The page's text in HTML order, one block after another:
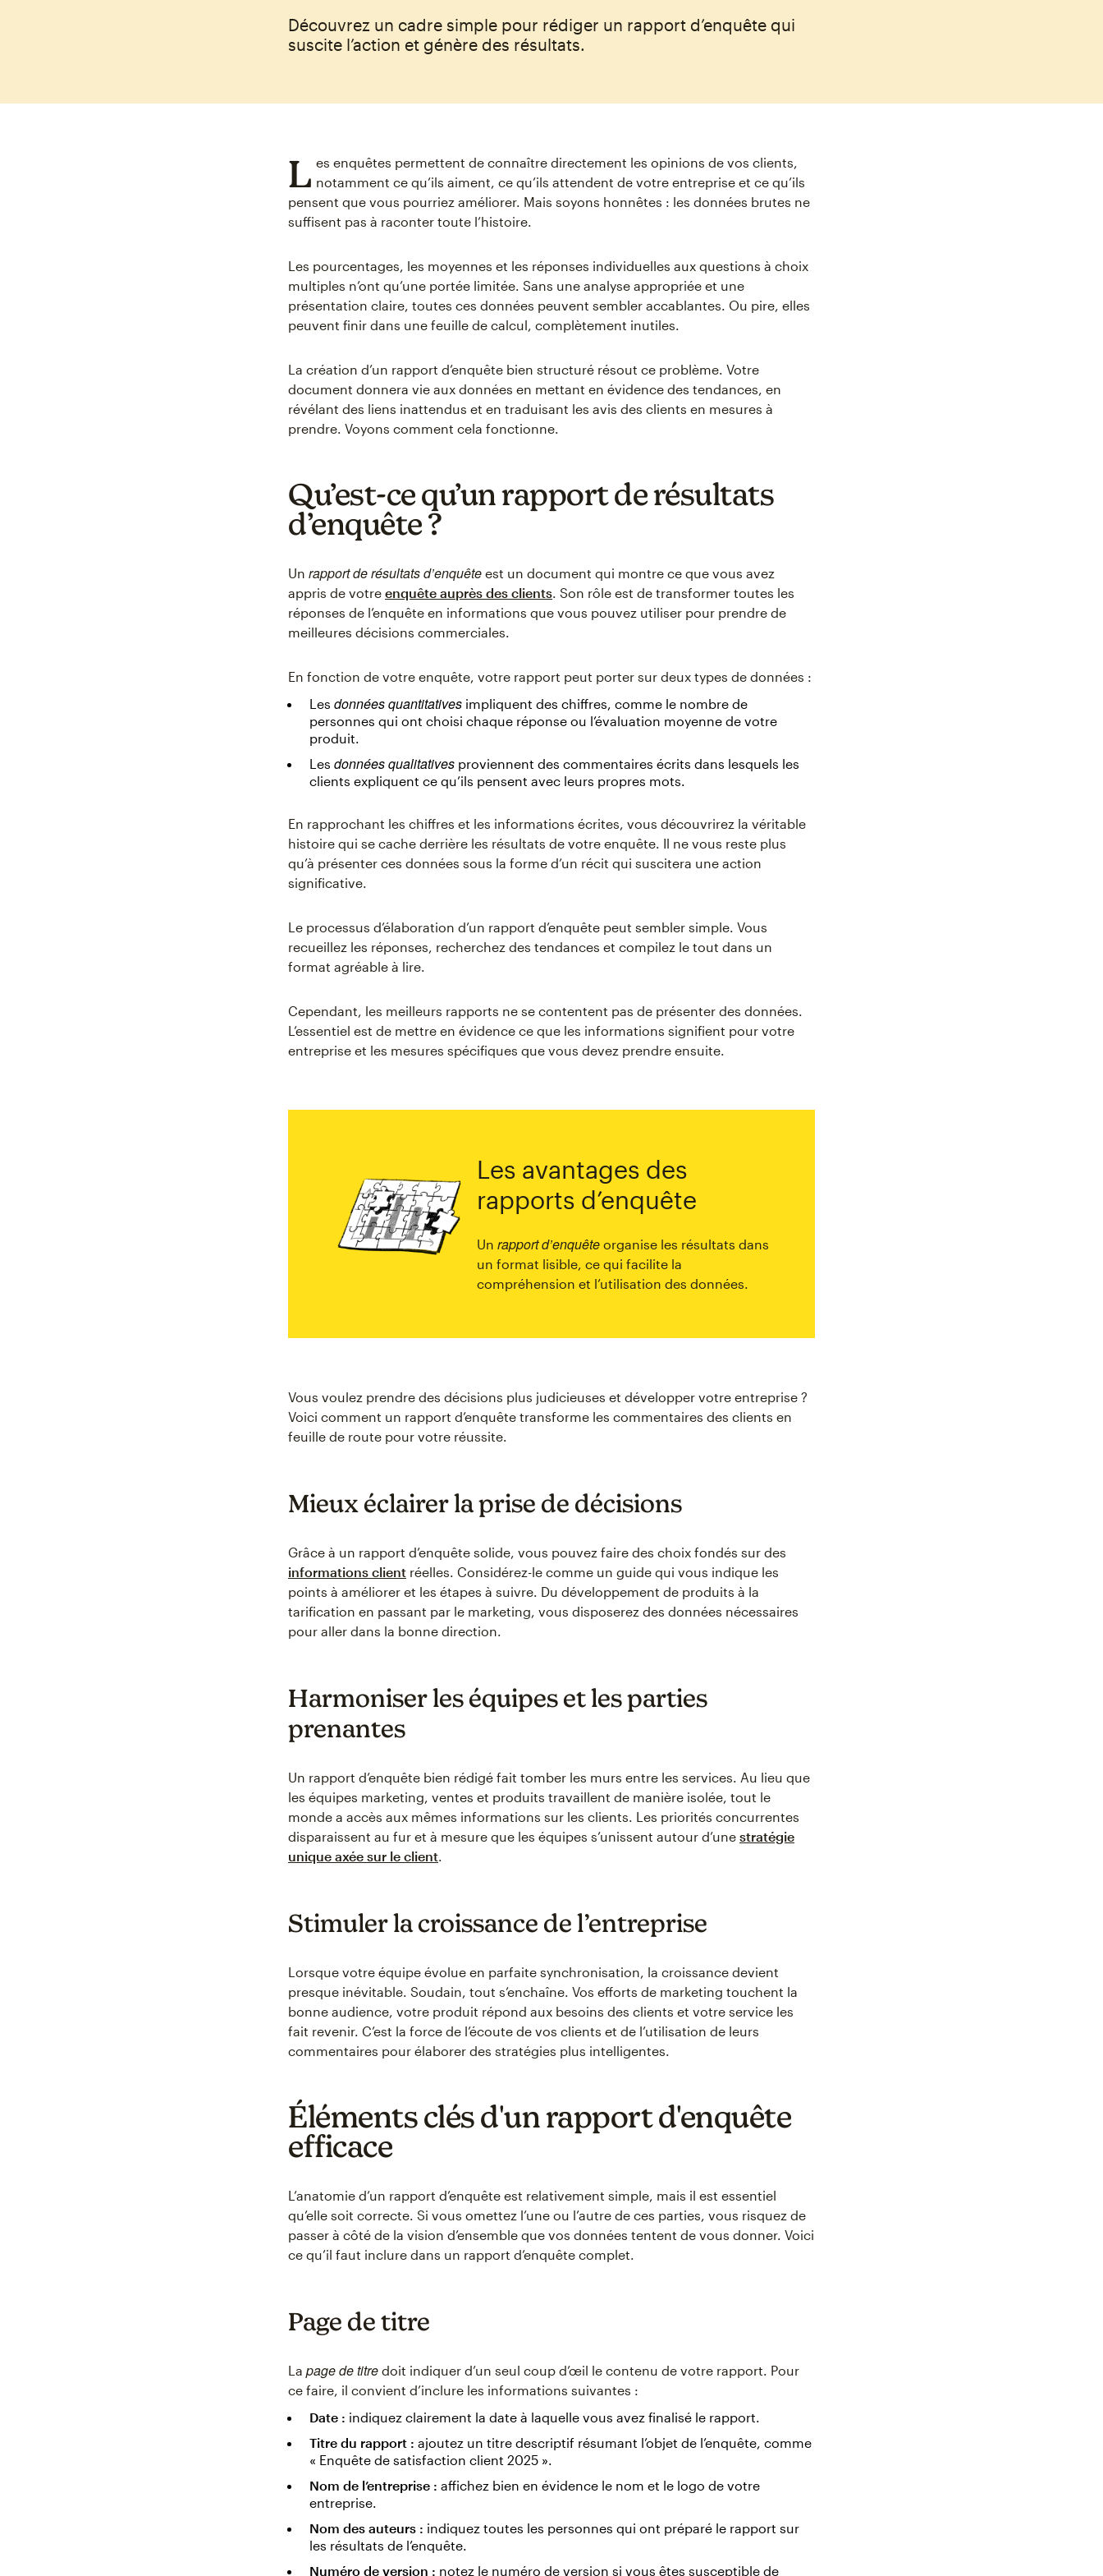
Découvrez un cadre simple pour rédiger un rapport d’enquête qui
suscite l’action et génère des résultats.
L es enquêtes permettent de connaître directement les opinions de vos clients,
notamment ce qu’ils aiment, ce qu’ils attendent de votre entreprise et ce qu’ils
pensent que vous pourriez améliorer. Mais soyons honnêtes : les données brutes ne
suffisent pas à raconter toute l’histoire.
Les pourcentages, les moyennes et les réponses individuelles aux questions à choix
multiples n’ont qu’une portée limitée. Sans une analyse appropriée et une
présentation claire, toutes ces données peuvent sembler accablantes. Ou pire, elles
peuvent finir dans une feuille de calcul, complètement inutiles.
La création d’un rapport d’enquête bien structuré résout ce problème. Votre
document donnera vie aux données en mettant en évidence des tendances, en
révélant des liens inattendus et en traduisant les avis des clients en mesures à
prendre. Voyons comment cela fonctionne.
Qu’est-ce qu’un rapport de résultats
d’enquête ?
Un rapport de résultats d’enquête est un document qui montre ce que vous avez
appris de votre enquête auprès des clients. Son rôle est de transformer toutes les
réponses de l’enquête en informations que vous pouvez utiliser pour prendre de
meilleures décisions commerciales.
En fonction de votre enquête, votre rapport peut porter sur deux types de données :
Les données quantitatives impliquent des chiffres, comme le nombre de
personnes qui ont choisi chaque réponse ou l’évaluation moyenne de votre
produit.
Les données qualitatives proviennent des commentaires écrits dans lesquels les
clients expliquent ce qu’ils pensent avec leurs propres mots.
En rapprochant les chiffres et les informations écrites, vous découvrirez la véritable
histoire qui se cache derrière les résultats de votre enquête. Il ne vous reste plus
qu’à présenter ces données sous la forme d’un récit qui suscitera une action
significative.
Le processus d’élaboration d’un rapport d’enquête peut sembler simple. Vous
recueillez les réponses, recherchez des tendances et compilez le tout dans un
format agréable à lire.
Cependant, les meilleurs rapports ne se contentent pas de présenter des données.
L’essentiel est de mettre en évidence ce que les informations signifient pour votre
entreprise et les mesures spécifiques que vous devez prendre ensuite.
Les avantages des
rapports d’enquête
Un rapport d’enquête organise les résultats dans
un format lisible, ce qui facilite la
compréhension et l’utilisation des données.
Vous voulez prendre des décisions plus judicieuses et développer votre entreprise ?
Voici comment un rapport d’enquête transforme les commentaires des clients en
feuille de route pour votre réussite.
Mieux éclairer la prise de décisions
Grâce à un rapport d’enquête solide, vous pouvez faire des choix fondés sur des
informations client réelles. Considérez-le comme un guide qui vous indique les
points à améliorer et les étapes à suivre. Du développement de produits à la
tarification en passant par le marketing, vous disposerez des données nécessaires
pour aller dans la bonne direction.
Harmoniser les équipes et les parties
prenantes
Un rapport d’enquête bien rédigé fait tomber les murs entre les services. Au lieu que
les équipes marketing, ventes et produits travaillent de manière isolée, tout le
monde a accès aux mêmes informations sur les clients. Les priorités concurrentes
disparaissent au fur et à mesure que les équipes s’unissent autour d’une stratégie
unique axée sur le client.
Stimuler la croissance de l’entreprise
Lorsque votre équipe évolue en parfaite synchronisation, la croissance devient
presque inévitable. Soudain, tout s’enchaîne. Vos efforts de marketing touchent la
bonne audience, votre produit répond aux besoins des clients et votre service les
fait revenir. C’est la force de l’écoute de vos clients et de l’utilisation de leurs
commentaires pour élaborer des stratégies plus intelligentes.
Éléments clés d'un rapport d'enquête
efficace
L’anatomie d’un rapport d’enquête est relativement simple, mais il est essentiel
qu’elle soit correcte. Si vous omettez l’une ou l’autre de ces parties, vous risquez de
passer à côté de la vision d’ensemble que vos données tentent de vous donner. Voici
ce qu’il faut inclure dans un rapport d’enquête complet.
Page de titre
La page de titre doit indiquer d’un seul coup d’œil le contenu de votre rapport. Pour
ce faire, il convient d’inclure les informations suivantes :
Date : indiquez clairement la date à laquelle vous avez finalisé le rapport.
Titre du rapport : ajoutez un titre descriptif résumant l’objet de l’enquête, comme
« Enquête de satisfaction client 2025 ».
Nom de l’entreprise : affichez bien en évidence le nom et le logo de votre
entreprise.
Nom des auteurs : indiquez toutes les personnes qui ont préparé le rapport sur
les résultats de l’enquête.
Numéro de version : notez le numéro de version si vous êtes susceptible de